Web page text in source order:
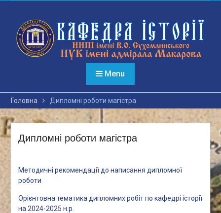
вмісту
Menu
Головна Дипломні роботи магістра
Дипломні роботи магістра
Методичні рекомендації до написання дипломної
роботи
Орієнтовна тематика дипломних робіт по кафедрі історії
на 2024-2025 н.р.